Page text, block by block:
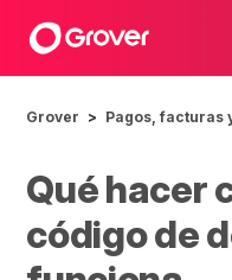
Grover Pagos, facturas
Qué hacer
código de